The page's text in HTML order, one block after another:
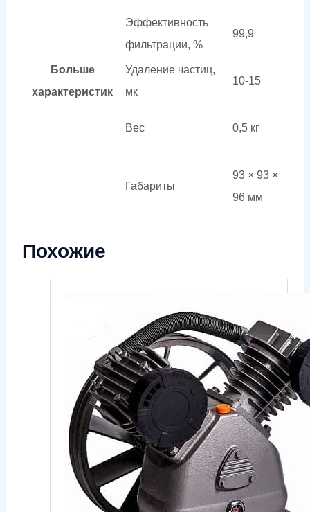
Больше
характеристик
Эффективность
фильтрации, %
99,9
Удаление частиц,
мк
10-15
Вес 0,5 кг
Габариты
93 × 93 ×
96 мм
Похожие